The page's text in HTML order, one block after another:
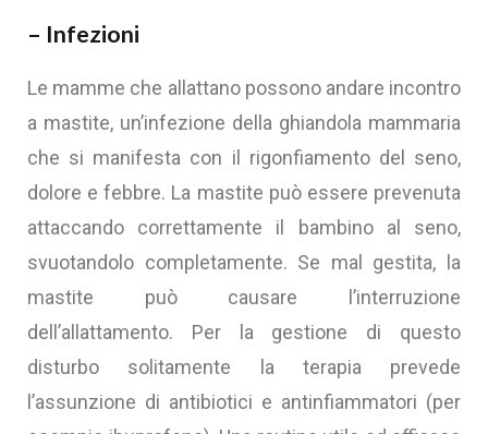
– Infezioni
Le mamme che allattano possono andare incontro
a mastite, un’infezione della ghiandola mammaria
che si manifesta con il rigonfiamento del seno,
dolore e febbre. La mastite può essere prevenuta
attaccando correttamente il bambino al seno,
svuotandolo completamente. Se mal gestita, la
mastite può causare l’interruzione
dell’allattamento. Per la gestione di questo
disturbo solitamente la terapia prevede
l’assunzione di antibiotici e antinfiammatori (per